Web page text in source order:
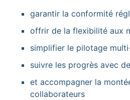
garantir la conformité
offrir de la flexibilité aux
simplifier le pilotage
suivre les progrès avec
et accompagner la
collaborateurs